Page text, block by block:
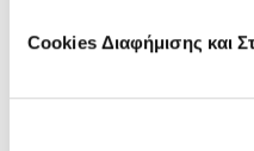
Cookies Διαφήμισης και